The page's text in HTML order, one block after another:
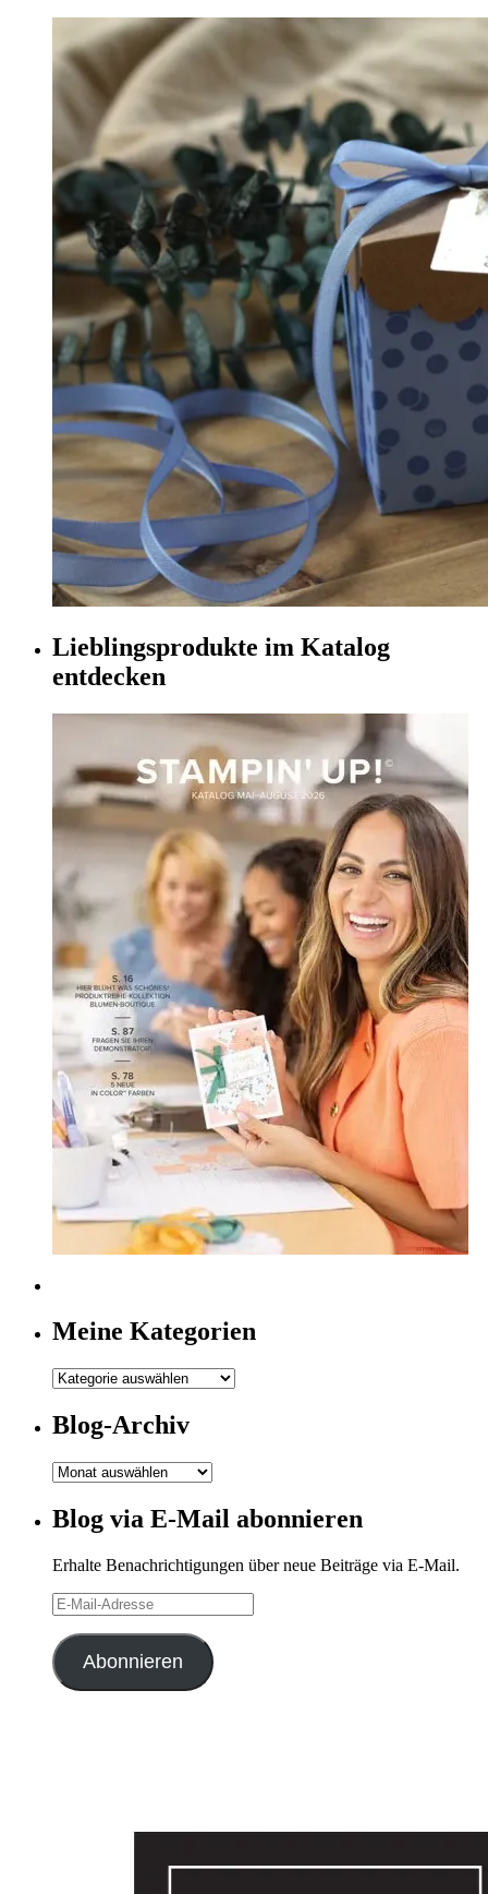
Lieblingsprodukte im Katalog
entdecken
Meine Kategorien
Meine
Blog-Archiv
Blog-
Blog via E-Mail abonnieren
Erhalte Benachrichtigungen über neue Beiträge via E-Mail.
E-
Mail-
Adresse
Abonnieren